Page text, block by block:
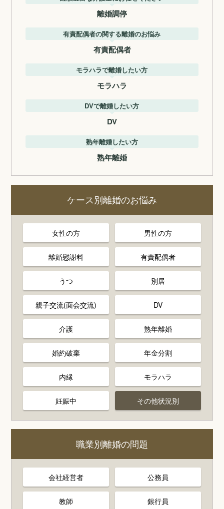
離婚調停
有責配偶者の関する離婚のお悩み
有責配偶者
モラハラで離婚したい方
モラハラ
DVで離婚したい方
DV
熟年離婚したい方
熟年離婚
ケース別離婚のお悩み
女性の方 男性の方
離婚慰謝料 有責配偶者
うつ 別居
親子交流(面会交流) DV
介護 熟年離婚
婚約破棄 年金分割
内縁 モラハラ
妊娠中 その他状況別
職業別離婚の問題
会社経営者 公務員
教師 銀行員